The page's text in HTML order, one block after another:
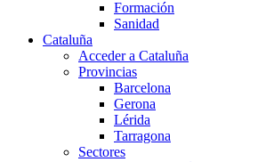
Formación
Sanidad
Cataluña
Acceder a Cataluña
Provincias
Barcelona
Gerona
Lérida
Tarragona
Sectores